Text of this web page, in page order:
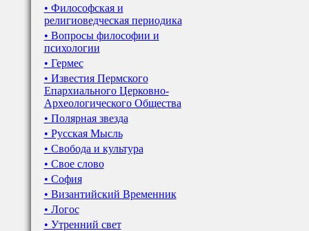
• Философская и
религиоведческая периодика
• Вопросы философии и
психологии
• Гермес
• Известия Пермского
Епархиального Церковно-
Археологического Общества
• Полярная звезда
• Русская Мысль
• Свобода и культура
• Свое слово
• София
• Византийский Временник
• Логос
• Утренний свет